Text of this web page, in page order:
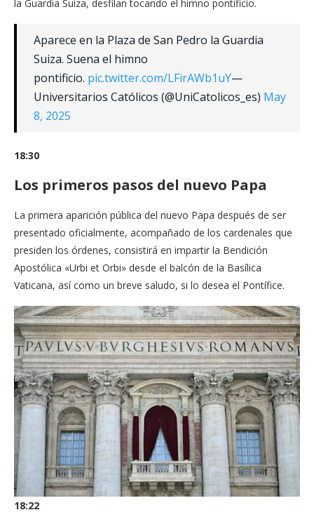
la Guardia Suiza, desfilan tocando el himno pontificio.
Aparece en la Plaza de San Pedro la Guardia
Suiza. Suena el himno
pontificio. pic.twitter.com/LFirAWb1uY—
Universitarios Católicos (@UniCatolicos_es) May
8, 2025
18:30
Los primeros pasos del nuevo Papa
La primera aparición pública del nuevo Papa después de ser
presentado oficialmente, acompañado de los cardenales que
presiden los órdenes, consistirá en impartir la Bendición
Apostólica «Urbi et Orbi» desde el balcón de la Basílica
Vaticana, así como un breve saludo, si lo desea el Pontífice.
18:22